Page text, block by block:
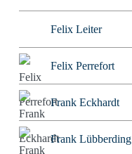
Felix Leiter
Felix Perrefort
Frank Eckhardt
Frank Lübberding